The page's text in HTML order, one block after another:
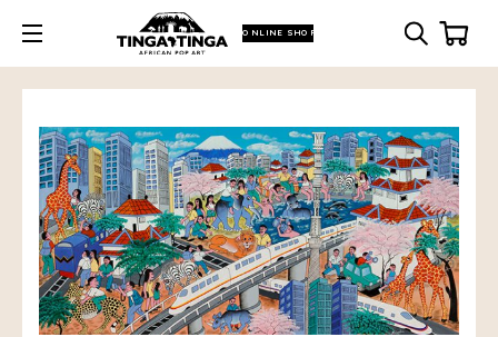
ONLINE SHOP